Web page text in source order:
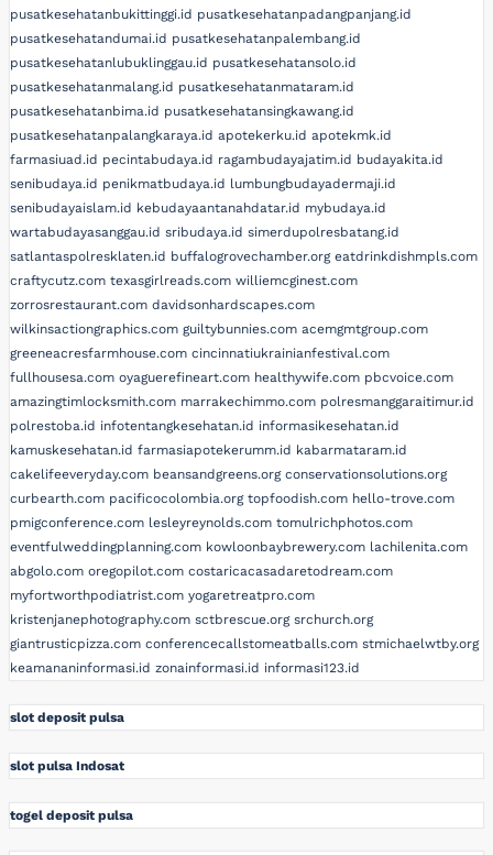
pusatkesehatanbukittinggi.id pusatkesehatanpadangpanjang.id
pusatkesehatandumai.id pusatkesehatanpalembang.id
pusatkesehatanlubuklinggau.id pusatkesehatansolo.id
pusatkesehatanmalang.id pusatkesehatanmataram.id
pusatkesehatanbima.id pusatkesehatansingkawang.id
pusatkesehatanpalangkaraya.id apotekerku.id apotekmk.id
farmasiuad.id pecintabudaya.id ragambudayajatim.id budayakita.id
senibudaya.id penikmatbudaya.id lumbungbudayadermaji.id
senibudayaislam.id kebudayaantanahdatar.id mybudaya.id
wartabudayasanggau.id sribudaya.id simerdupolresbatang.id
satlantaspolresklaten.id buffalogrovechamber.org eatdrinkdishmpls.com
craftycutz.com texasgirlreads.com williemcginest.com
zorrosrestaurant.com davidsonhardscapes.com
wilkinsactiongraphics.com guiltybunnies.com acemgmtgroup.com
greeneacresfarmhouse.com cincinnatiukrainianfestival.com
fullhousesa.com oyaguerefineart.com healthywife.com pbcvoice.com
amazingtimlocksmith.com marrakechimmo.com polresmanggaraitimur.id
polrestoba.id infotentangkesehatan.id informasikesehatan.id
kamuskesehatan.id farmasiapotekerumm.id kabarmataram.id
cakelifeeveryday.com beansandgreens.org conservationsolutions.org
curbearth.com pacificocolombia.org topfoodish.com hello-trove.com
pmigconference.com lesleyreynolds.com tomulrichphotos.com
eventfulweddingplanning.com kowloonbaybrewery.com lachilenita.com
abgolo.com oregopilot.com costaricacasadaretodream.com
myfortworthpodiatrist.com yogaretreatpro.com
kristenjanephotography.com sctbrescue.org srchurch.org
giantrusticpizza.com conferencecallstomeatballs.com stmichaelwtby.org
keamananinformasi.id zonainformasi.id informasi123.id
slot deposit pulsa
slot pulsa Indosat
togel deposit pulsa